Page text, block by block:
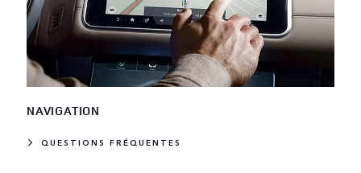
NAVIGATION
QUESTIONS FRÉQUENTES